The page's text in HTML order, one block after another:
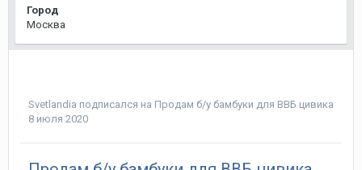
Город
Москва
Svetlandia подписался на Продам б/у бамбуки для ВВБ цивика
8 июля 2020